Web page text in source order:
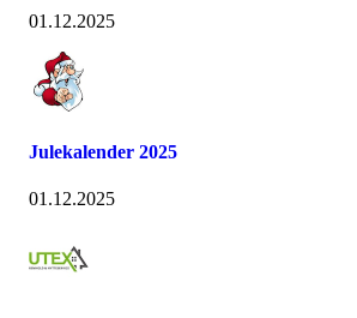
01.12.2025
Julekalender 2025
01.12.2025